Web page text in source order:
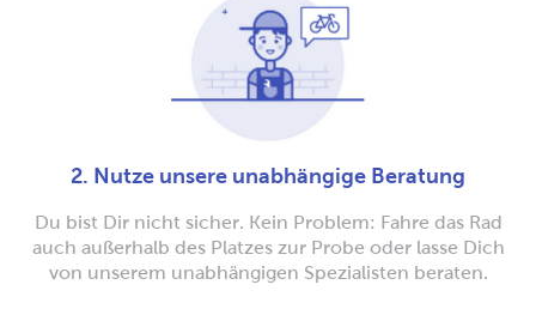
2. Nutze unsere unabhängige Beratung
Du bist Dir nicht sicher. Kein Problem: Fahre das Rad
auch außerhalb des Platzes zur Probe oder lasse Dich
von unserem unabhängigen Spezialisten beraten.